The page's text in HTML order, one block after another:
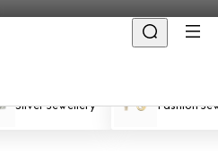
Silver Jewellery Fashion